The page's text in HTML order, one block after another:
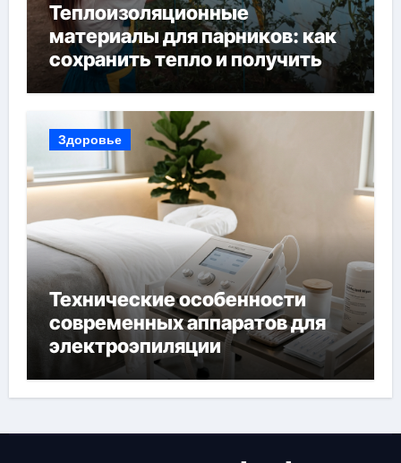
Теплоизоляционные
материалы для парников: как
сохранить тепло и получить
богатый урожай
Здоровье
Технические особенности
современных аппаратов для
электроэпиляции